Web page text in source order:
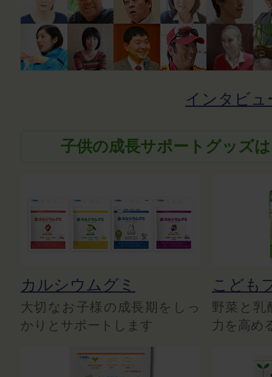
インタビュ
子供の成長サポートグッズ
カルシウムグミ
大切なお子様の成長期をしっ
かりとサポートします
こども
野菜と乳
力を高め